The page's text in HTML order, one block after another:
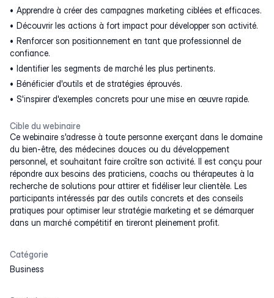
Apprendre à créer des campagnes marketing ciblées et efficaces.
Découvrir les actions à fort impact pour développer son activité.
Renforcer son positionnement en tant que professionnel de
confiance.
Identifier les segments de marché les plus pertinents.
Bénéficier d'outils et de stratégies éprouvés.
S'inspirer d'exemples concrets pour une mise en œuvre rapide.
Cible du webinaire
Ce webinaire s'adresse à toute personne exerçant dans le domaine
du bien-être, des médecines douces ou du développement
personnel, et souhaitant faire croître son activité. Il est conçu pour
répondre aux besoins des praticiens, coachs ou thérapeutes à la
recherche de solutions pour attirer et fidéliser leur clientèle. Les
participants intéressés par des outils concrets et des conseils
pratiques pour optimiser leur stratégie marketing et se démarquer
dans un marché compétitif en tireront pleinement profit.
Catégorie
Business